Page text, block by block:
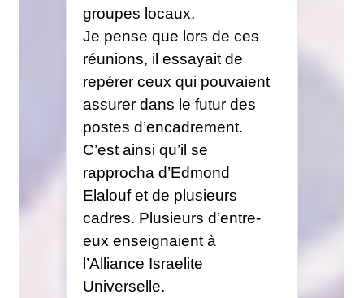
groupes locaux.
Je pense que lors de ces
réunions, il essayait de
repérer ceux qui pouvaient
assurer dans le futur des
postes d’encadrement.
C’est ainsi qu’il se
rapprocha d’Edmond
Elalouf et de plusieurs
cadres. Plusieurs d’entre-
eux enseignaient à
l’Alliance Israelite
Universelle.